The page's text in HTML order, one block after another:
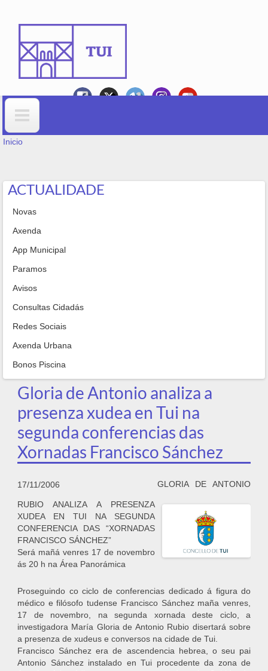
Formulario de busca
VOSTEDE ESTÁ AQUÍ
Inicio
ACTUALIDADE
Novas
Axenda
App Municipal
Paramos
Avisos
Consultas Cidadás
Redes Sociais
Axenda Urbana
Bonos Piscina
Gloria de Antonio analiza a
presenza xudea en Tui na
segunda conferencias das
Xornadas Francisco Sánchez
17/11/2006 GLORIA DE ANTONIO
RUBIO ANALIZA A PRESENZA
XUDEA EN TUI NA SEGUNDA
CONFERENCIA DAS “XORNADAS
FRANCISCO SÁNCHEZ”
Será mañá venres 17 de novembro
ás 20 h na Área Panorámica
Proseguindo co ciclo de conferencias dedicado á figura do
médico e filósofo tudense Francisco Sánchez maña venres,
17 de novembro, na segunda xornada deste ciclo, a
investigadora María Gloria de Antonio Rubio disertará sobre
a presenza de xudeus e conversos na cidade de Tui.
Francisco Sánchez era de ascendencia hebrea, o seu pai
Antonio Sánchez instalado en Tui procedente da zona de